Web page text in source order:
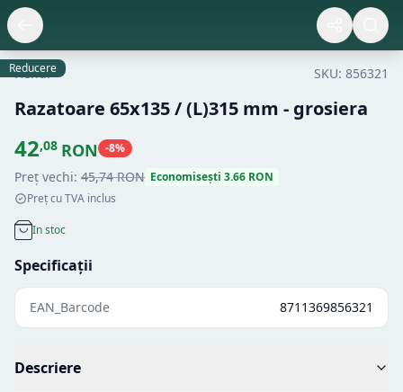
Reducere
Hendi SKU: 856321
Razatoare 65x135 / (L)315 mm - grosiera
42,08 RON -8%
Preț vechi: 45,74RON Economisești 3.66 RON
Preț cu TVA inclus
In stoc
Specificații
EAN_Barcode 8711369856321
Descriere